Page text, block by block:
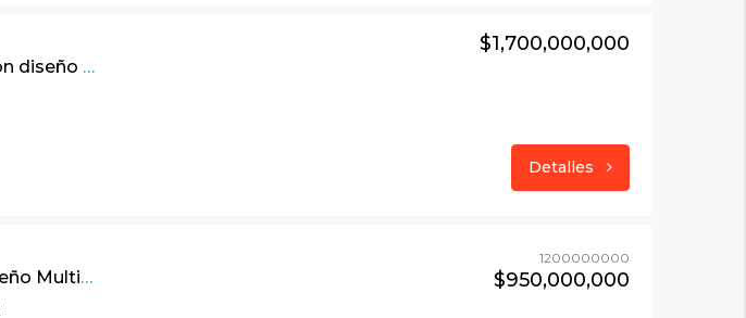
Linda casa campestre de 428m2 con diseño arquitectónico en Rodamonte, vía a La Calera
$1,700,000,000
Detalles
231m2 PARA REMODELAR. Con diseño Multidimensional y balcón panorámico, en Bosques de La Calera
1200000000
$950,000,000